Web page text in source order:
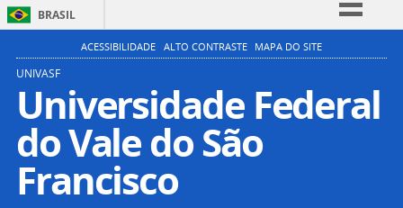
BRASIL
Simplifique!
Participe
Acesso à informação
Legislação
ACESSIBILIDADE ALTO CONTRASTE MAPA DO SITE
UNIVASF
Universidade Federal
do Vale do São
Francisco